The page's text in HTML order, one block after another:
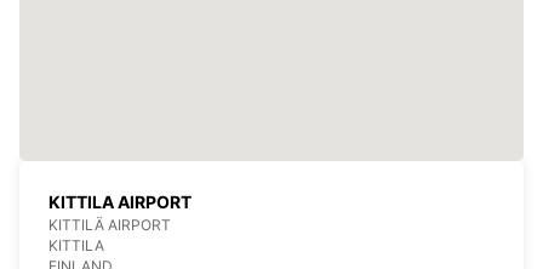
KITTILA AIRPORT
KITTILÄ AIRPORT
KITTILA